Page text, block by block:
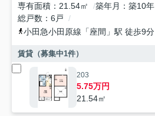
専有面積
21.54㎡ 築年月 築10年
総戸数
6戸
小田急小田原線 「座間 」駅 徒歩9分
賃貸（募集中1件）
203
5.75万円
21.54㎡